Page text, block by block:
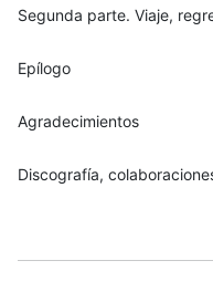
Segunda parte. Viaje,
Epílogo
Agradecimientos
Discografía,